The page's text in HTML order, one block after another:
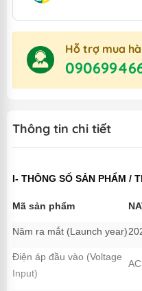
Hỗ trợ mua
Thông tin chi tiết
I- THÔNG SỐ SẢN PHẨM /
Mã sản phẩm
Năm ra mắt (Launch year)
Điện áp đầu vào (Voltage
Input)